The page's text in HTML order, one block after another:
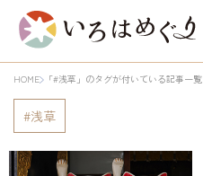
HOME 「#浅草」のタグが付いている記事一覧
浅草